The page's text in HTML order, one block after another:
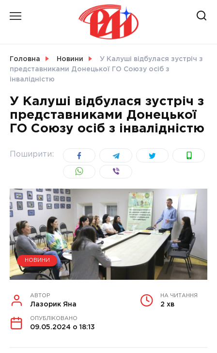
СВІТ
УКРАЇНА
Головна Новини
У Калуші відбулася зустріч з
представниками Донецької ГО Союзу осіб з
інвалідністю
У Калуші відбулася зустріч з
представниками Донецької
ГО Союзу осіб з інвалідністю
Поширити:
НОВИНИ
АВТОР
Лазорик Яна
НА ЧИТАННЯ
2 хв
ОПУБЛІКОВАНО
09.05.2024 о 18:13